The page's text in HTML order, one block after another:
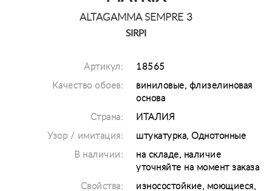
ALTAGAMMA SEMPRE 3
SIRPI
Артикул: 18565
Качество обоев:
виниловые, флизелиновая
основа
Страна: ИТАЛИЯ
Узор / имитация: штукатурка, Однотонные
В наличии:
на складе, наличие
уточняйте на момент заказа
Свойства:
износостойкие, моющиеся,